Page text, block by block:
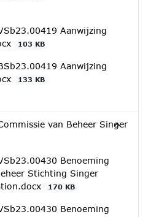
Aanwijzing
103 KB
Aanwijzing
133 KB
van Beheer Singer
Benoeming
Stichting Singer
170 KB
Benoeming